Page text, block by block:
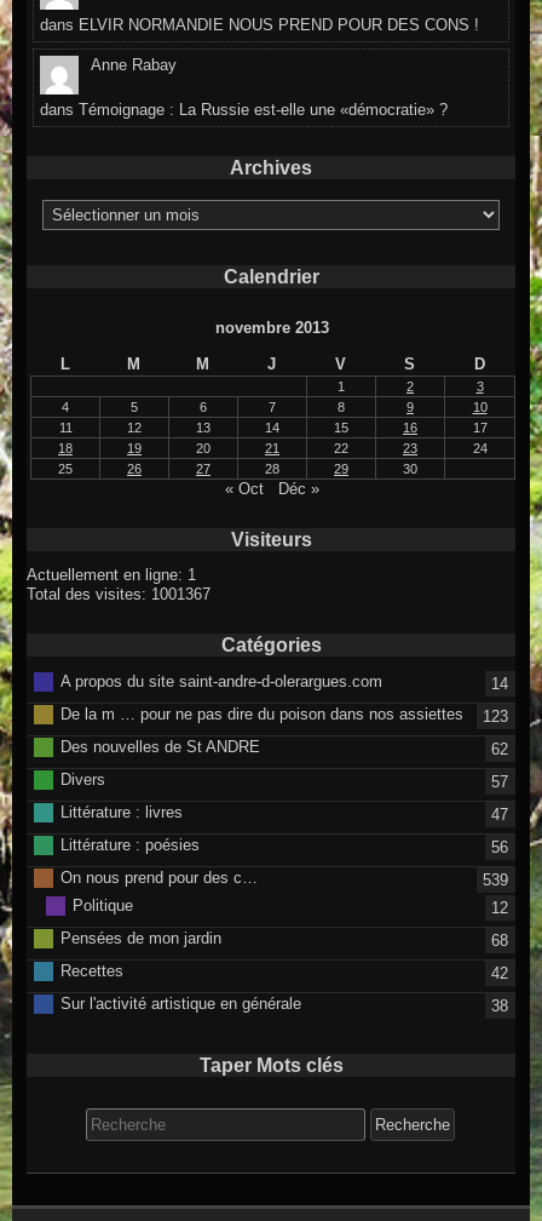
dans ELVIR NORMANDIE NOUS PREND POUR DES CONS !
Anne Rabay
dansTémoignage : La Russie est-elle une «démocratie» ?
Archives
Archives
Calendrier
novembre 2013
L
M M J V S D
1 2
3
4
5 6 7 8 9
10
11
12 13 14 15 16
17
18
19 20 21 22 23
24
25
26 27 28 29 30
« Oct Déc »
Visiteurs
Actuellement en ligne: 1
Total des visites: 1001367
Catégories
A propos du site saint-andre-d-olerargues.com
14
De la m … pour ne pas dire du poison dans nos assiettes
123
Des nouvelles de St ANDRE
62
Divers
57
Littérature : livres
47
Littérature : poésies
56
On nous prend pour des c…
539
Politique
12
Pensées de mon jardin
68
Recettes
42
Sur l'activité artistique en générale
38
Taper Mots clés
Search for: